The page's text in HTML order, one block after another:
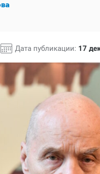
Дата публикации: 17